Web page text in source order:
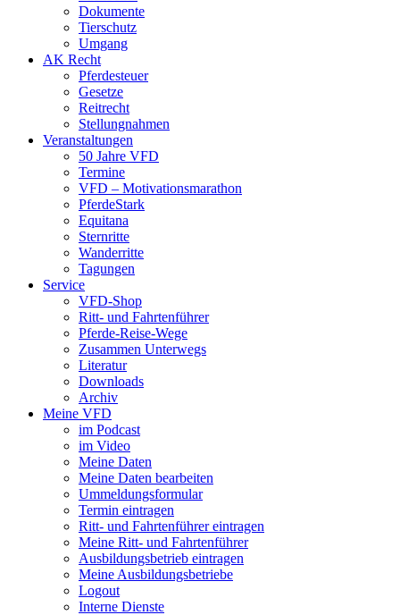
Dokumente
Tierschutz
Umgang
AK Recht
Pferdesteuer
Gesetze
Reitrecht
Stellungnahmen
Veranstaltungen
50 Jahre VFD
Termine
VFD – Motivationsmarathon
PferdeStark
Equitana
Sternritte
Wanderritte
Tagungen
Service
VFD-Shop
Ritt- und Fahrtenführer
Pferde-Reise-Wege
Zusammen Unterwegs
Literatur
Downloads
Archiv
Meine VFD
im Podcast
im Video
Meine Daten
Meine Daten bearbeiten
Ummeldungsformular
Termin eintragen
Ritt- und Fahrtenführer eintragen
Meine Ritt- und Fahrtenführer
Ausbildungsbetrieb eintragen
Meine Ausbildungsbetriebe
Logout
Interne Dienste